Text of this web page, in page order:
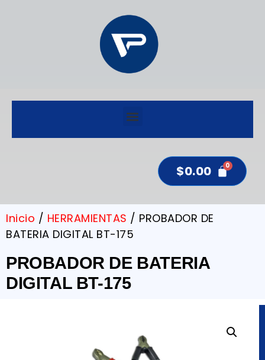
$0.00
Inicio / HERRAMIENTAS / PROBADOR DE
BATERIA DIGITAL BT-175
PROBADOR DE BATERIA
DIGITAL BT-175